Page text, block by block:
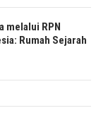
melalui RPN
Rumah Sejarah